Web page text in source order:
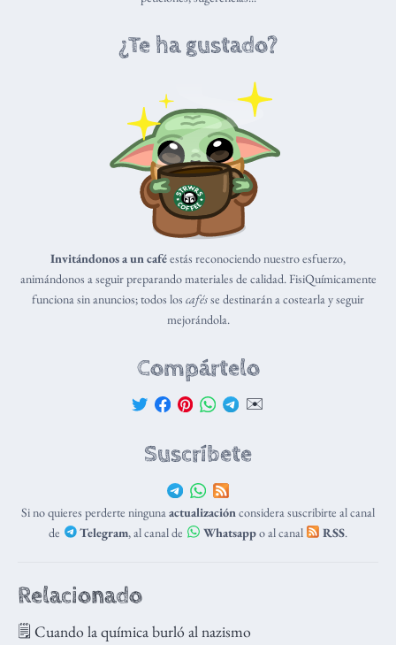
¿Te ha gustado?
Invitándonos a un caféestás reconociendo nuestro esfuerzo,
animándonos a seguir preparando materiales de calidad. FisiQuímicamente
funciona sin anuncios; todos los cafésse destinarán a costearla y seguir
mejorándola.
Compártelo
✉️
Suscríbete
Si no quieres perderte ningunaactualizaciónconsidera suscribirte al canal
de
Telegram, al canal de Whatsappo al canal RSS.
Relacionado
🗒️ Cuando la química burló al nazismo